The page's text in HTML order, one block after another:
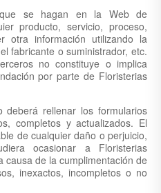
que se hagan en la Web de
producto, servicio, proceso,
otra información utilizando la
fabricante o suministrador, etc.
no constituye o implica
por parte de Floristerias
deberá rellenar los formularios
completos y actualizados. El
de cualquier daño o perjuicio,
ocasionar a Floristerias
causa de la cumplimentación de
inexactos, incompletos o no